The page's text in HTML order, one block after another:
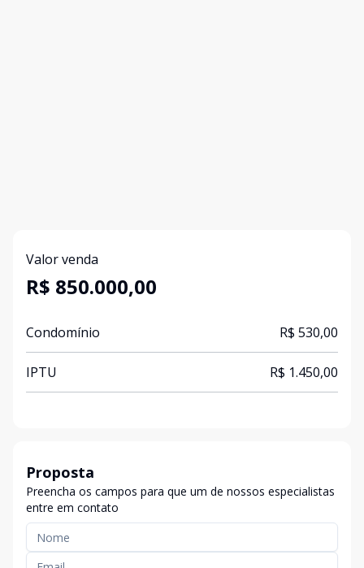
Valor venda
R$ 850.000,00
Condomínio R$ 530,00
IPTU R$ 1.450,00
Proposta
Preencha os campos para que um de nossos especialistas
entre em contato